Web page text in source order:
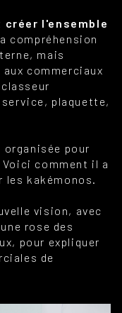
l'ensemble
compréhension
mais
commerciaux
plaquette,
organisée pour
comment il a
kakémonos.
vision, avec
rose des
pour expliquer
de